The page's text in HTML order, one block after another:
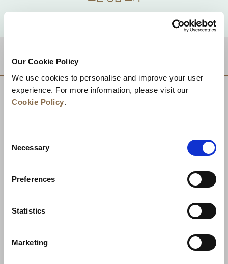
Our Cookie Policy
We use cookies to personalise and improve your user
experience. For more information, please visit our
Cookie Policy.
Selection
Necessary
Preferences
Statistics
Marketing
적지